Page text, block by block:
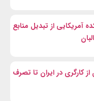
از تبدیل منابع
از کارگری در ایران تا تصرف